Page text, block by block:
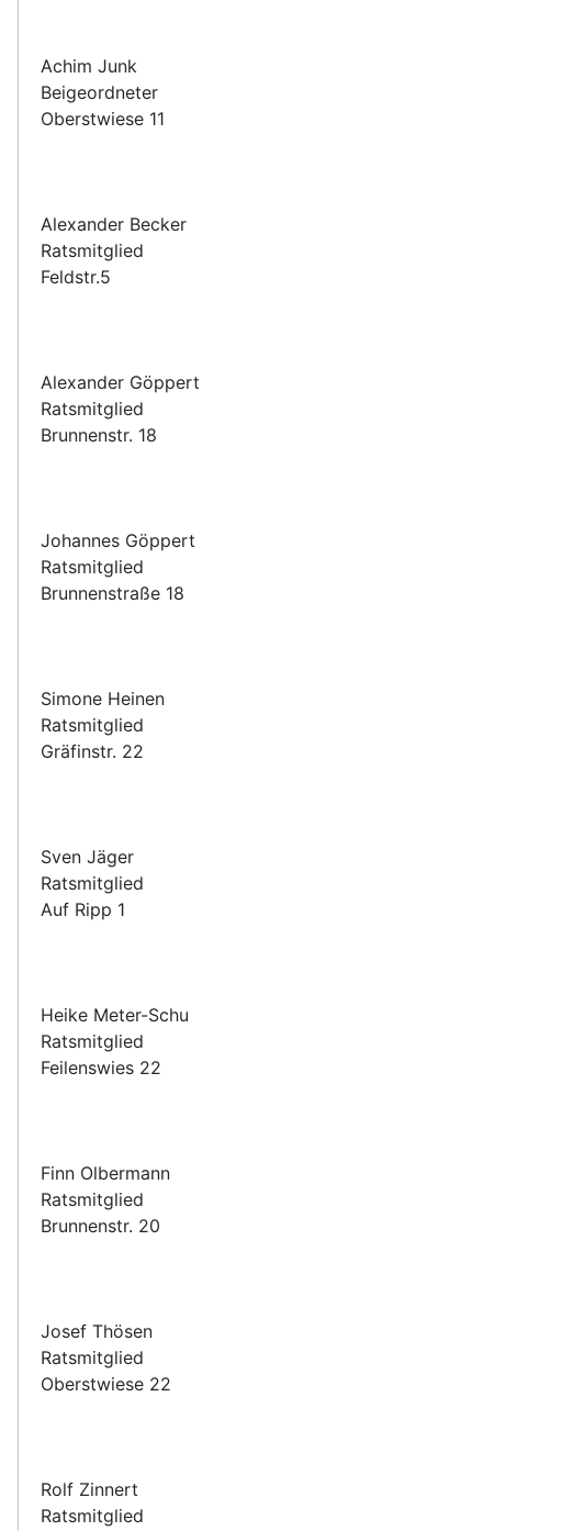
Achim Junk
Beigeordneter
Oberstwiese 11
Alexander Becker
Ratsmitglied
Feldstr.5
Alexander Göppert
Ratsmitglied
Brunnenstr. 18
Johannes Göppert
Ratsmitglied
Brunnenstraße 18
Simone Heinen
Ratsmitglied
Gräfinstr. 22
Sven Jäger
Ratsmitglied
Auf Ripp 1
Heike Meter-Schu
Ratsmitglied
Feilenswies 22
Finn Olbermann
Ratsmitglied
Brunnenstr. 20
Josef Thösen
Ratsmitglied
Oberstwiese 22
Rolf Zinnert
Ratsmitglied